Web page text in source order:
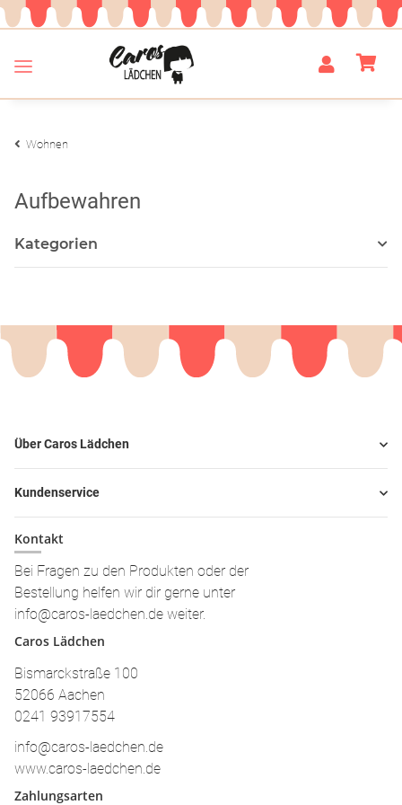
Wohnen
Aufbewahren
Kategorien
Über Caros Lädchen
Kundenservice
Kontakt
Bei Fragen zu den Produkten oder der
Bestellung helfen wir dir gerne unter
info@caros-laedchen.de weiter.
Caros Lädchen
Bismarckstraße 100
52066 Aachen
0241 93917554
info@caros-laedchen.de
www.caros-laedchen.de
Zahlungsarten